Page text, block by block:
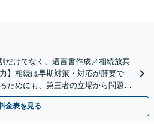
だけでなく、遺言書作成／相続放棄
】相続は早期対策・対応が肝要で
ためにも、第三者の立場から問題を
お早めにご相談ください。
金表を見る